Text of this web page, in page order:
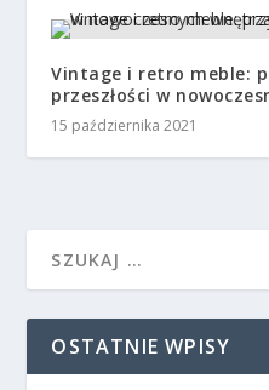
Vintage i retro meble:
przeszłości w
15 października 2021
OSTATNIE WPISY